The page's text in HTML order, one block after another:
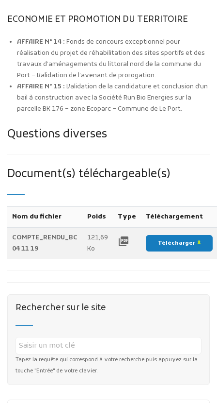
ECONOMIE ET PROMOTION DU TERRITOIRE
AFFAIRE N° 14 : Fonds de concours exceptionnel pour
réalisation du projet de réhabilitation des sites sportifs et des
travaux d’aménagements du littoral nord de la commune du
Port – Validation de l’avenant de prorogation.
AFFAIRE N° 15 : Validation de la candidature et conclusion d’un
bail à construction avec la Société Run Bio Energies sur la
parcelle BK 176 – zone Ecoparc – Commune de Le Port.
Questions diverses
Document(s) téléchargeable(s)
Nom du fichier Poids Type Téléchargement
COMPTE_RENDU_BC
04 11 19
121,69
Ko
picture_as_pdf Télécharger file_download
Rechercher sur le site
Tapez la requête qui correspond à votre recherche puis appuyez sur la
touche "Entrée" de votre clavier.